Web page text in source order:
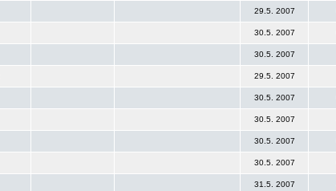
29.5. 2007
30.5. 2007
30.5. 2007
29.5. 2007
30.5. 2007
30.5. 2007
30.5. 2007
30.5. 2007
31.5. 2007